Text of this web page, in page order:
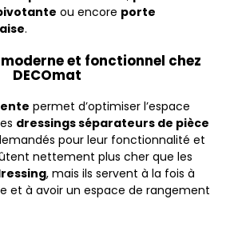
ou encore porte
.
et fonctionnel chez
DECOmat
permet d’optimiser l’espace
dressings séparateurs de pièce
pour leur fonctionnalité et
nettement plus cher que les
, mais ils servent à la fois à
et à avoir un espace de rangement